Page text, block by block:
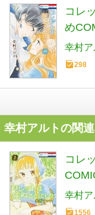
コレ
め
幸村ア
298
幸村アルトの関
コレ
幸村ア
1556